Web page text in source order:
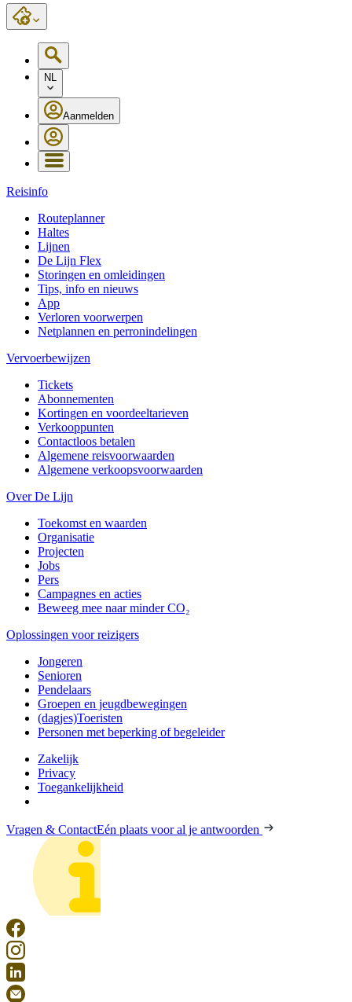
NL
Aanmelden
Reisinfo
Routeplanner
Haltes
Lijnen
De Lijn Flex
Storingen en omleidingen
Tips, info en nieuws
App
Verloren voorwerpen
Netplannen en perronindelingen
Vervoerbewijzen
Tickets
Abonnementen
Kortingen en voordeeltarieven
Verkooppunten
Contactloos betalen
Algemene reisvoorwaarden
Algemene verkoopsvoorwaarden
Over De Lijn
Toekomst en waarden
Organisatie
Projecten
Jobs
Pers
Campagnes en acties
Beweeg mee naar minder CO₂
Oplossingen voor reizigers
Jongeren
Senioren
Pendelaars
Groepen en jeugdbewegingen
(dagjes)Toeristen
Personen met beperking of begeleider
Zakelijk
Privacy
Toegankelijkheid
Vragen & ContactEén plaats voor al je antwoorden